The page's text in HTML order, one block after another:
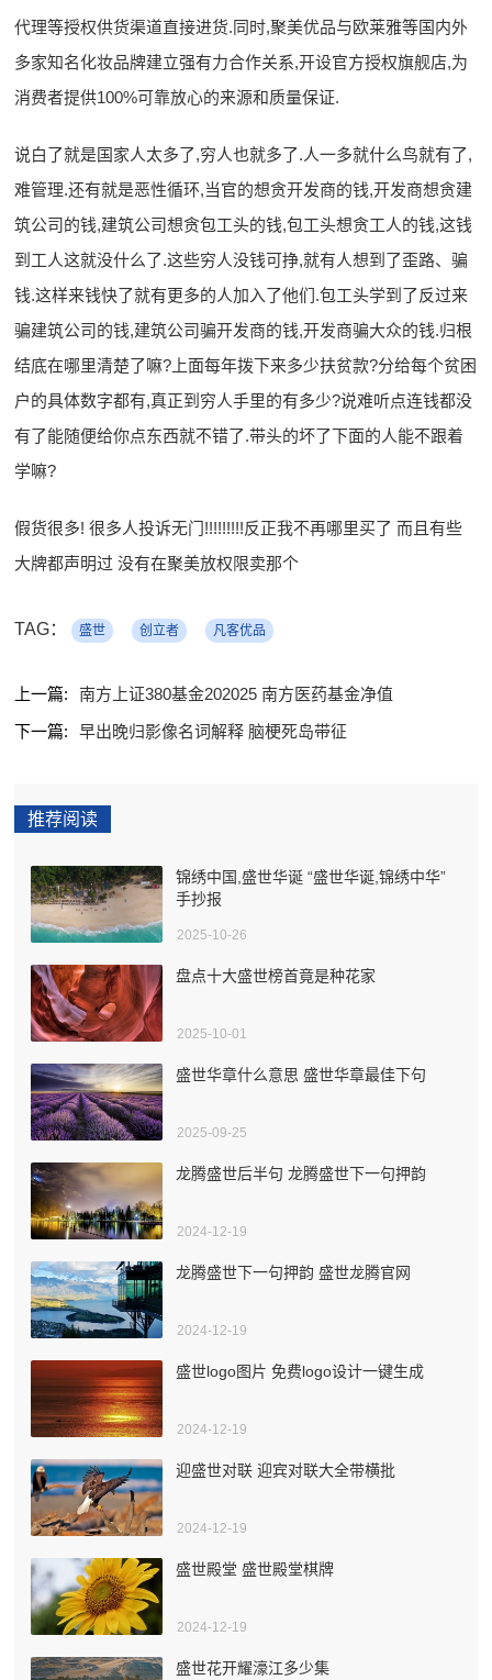
代理等授权供货渠道直接进货.同时,聚美优品与欧莱雅等国内外
多家知名化妆品牌建立强有力合作关系,开设官方授权旗舰店,为
消费者提供100%可靠放心的来源和质量保证.
说白了就是国家人太多了,穷人也就多了.人一多就什么鸟就有了,
难管理.还有就是恶性循环,当官的想贪开发商的钱,开发商想贪建
筑公司的钱,建筑公司想贪包工头的钱,包工头想贪工人的钱,这钱
到工人这就没什么了.这些穷人没钱可挣,就有人想到了歪路、骗
钱.这样来钱快了就有更多的人加入了他们.包工头学到了反过来
骗建筑公司的钱,建筑公司骗开发商的钱,开发商骗大众的钱.归根
结底在哪里清楚了嘛?上面每年拨下来多少扶贫款?分给每个贫困
户的具体数字都有,真正到穷人手里的有多少?说难听点连钱都没
有了能随便给你点东西就不错了.带头的坏了下面的人能不跟着
学嘛?
假货很多! 很多人投诉无门!!!!!!!!!反正我不再哪里买了 而且有些
大牌都声明过 没有在聚美放权限卖那个
TAG： 盛世 创立者 凡客优品
上一篇:
南方上证380基金202025 南方医药基金净值
下一篇:
早出晚归影像名词解释 脑梗死岛带征
推荐阅读
锦绣中国,盛世华诞 “盛世华诞,锦绣中华”
手抄报
2025-10-26
盘点十大盛世榜首竟是种花家
2025-10-01
盛世华章什么意思 盛世华章最佳下句
2025-09-25
龙腾盛世后半句 龙腾盛世下一句押韵
2024-12-19
龙腾盛世下一句押韵 盛世龙腾官网
2024-12-19
盛世logo图片 免费logo设计一键生成
2024-12-19
迎盛世对联 迎宾对联大全带横批
2024-12-19
盛世殿堂 盛世殿堂棋牌
2024-12-19
盛世花开耀濠江多少集